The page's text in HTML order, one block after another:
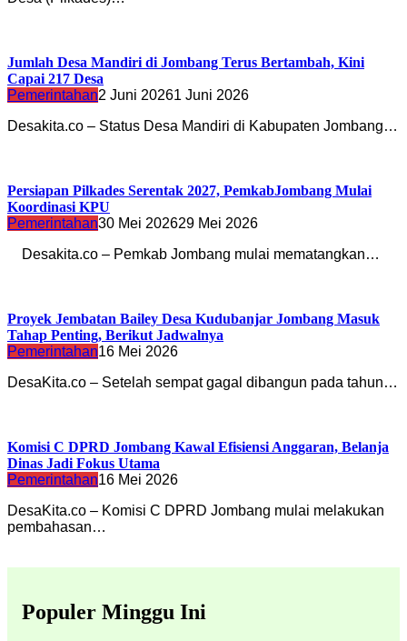
Jumlah Desa Mandiri di Jombang Terus Bertambah, Kini
Capai 217 Desa
Pemerintahan2 Juni 20261 Juni 2026
Desakita.co – Status Desa Mandiri di Kabupaten Jombang…
Persiapan Pilkades Serentak 2027, PemkabJombang Mulai
Koordinasi KPU
Pemerintahan30 Mei 202629 Mei 2026
Desakita.co – Pemkab Jombang mulai mematangkan…
Proyek Jembatan Bailey Desa Kudubanjar Jombang Masuk
Tahap Penting, Berikut Jadwalnya
Pemerintahan16 Mei 2026
DesaKita.co – Setelah sempat gagal dibangun pada tahun…
Komisi C DPRD Jombang Kawal Efisiensi Anggaran, Belanja
Dinas Jadi Fokus Utama
Pemerintahan16 Mei 2026
DesaKita.co – Komisi C DPRD Jombang mulai melakukan
pembahasan…
Populer Minggu Ini